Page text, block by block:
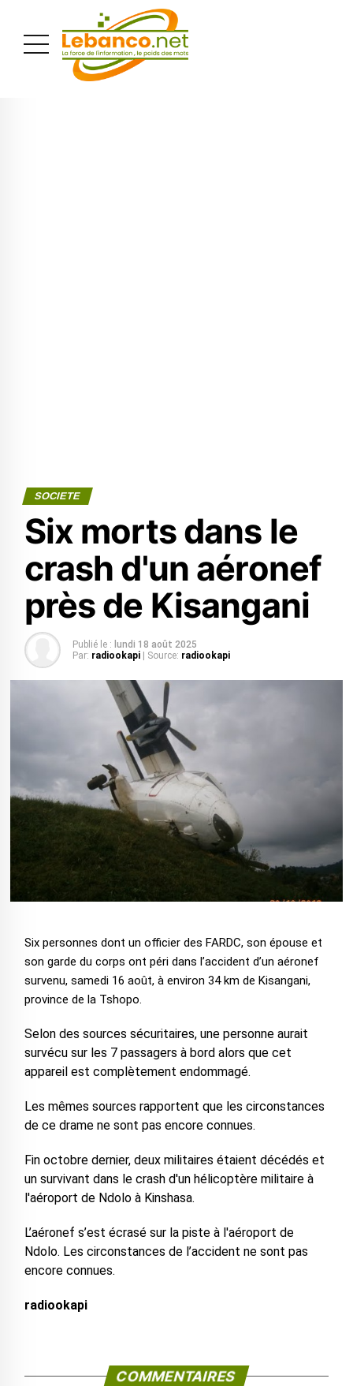
SOCIETE
Six morts dans le
crash d'un aéronef
près de Kisangani
Publié le : lundi 18 août 2025
Par: radiookapi | Source: radiookapi
Six personnes dont un officier des FARDC, son épouse et
son garde du corps ont péri dans l’accident d’un aéronef
survenu, samedi 16 août, à environ 34 km de Kisangani,
province de la Tshopo.
Selon des sources sécuritaires, une personne aurait
survécu sur les 7 passagers à bord alors que cet
appareil est complètement endommagé.
Les mêmes sources rapportent que les circonstances
de ce drame ne sont pas encore connues.
Fin octobre dernier, deux militaires étaient décédés et
un survivant dans le crash d'un hélicoptère militaire à
l'aéroport de Ndolo à Kinshasa.
L’aéronef s’est écrasé sur la piste à l'aéroport de
Ndolo. Les circonstances de l’accident ne sont pas
encore connues.
radiookapi
COMMENTAIRES